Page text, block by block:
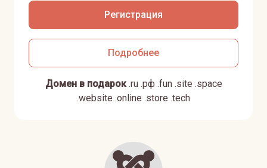
Регистрация
Подробнее
Домен в подарок .ru .рф .fun .site .space
.website .online .store .tech